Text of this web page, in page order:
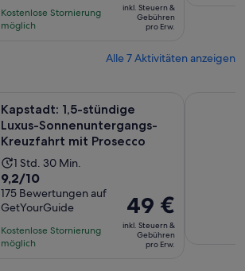
Stunden
und
basierend
auf
Kostenlose Stornierung
möglich
beträgt
37 €
Erw.
inkl. Steuern &
Gebühren
pro Erw.
Alle 7 Aktivitäten anzeigen
Kapstadt: 1,5-stündige
Luxus-Sonnenuntergangs-
Kreuzfahrt mit Prosecco
Die
Aktivität
dauert
1
Stunde
und
1 Std. 30 Min.
9.2
von
10,
basierend
auf
9,2/10
175 Bewertungen auf
GetYourGuide
Kostenlose Stornierung
möglich
Der
Preis
beträgt
49 €
49 €
inkl. Steuern &
Gebühren
pro Erw.